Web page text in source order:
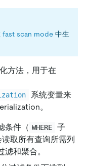
fast scan mode 中生
方法，用于在
系统变量来
。
条件（ WHERE
子
取所有查询所需列
和聚合。